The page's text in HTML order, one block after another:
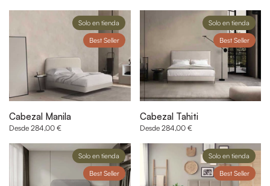
Cabezal Manila
Desde 284,00 €
Solo en tienda
Best Seller
Cabezal Tahiti
Desde 284,00 €
Solo en tienda
Best Seller
Solo en tienda
Best Seller
Solo en tienda
Best Seller